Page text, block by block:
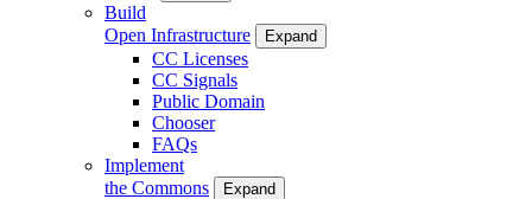
Build
Open Infrastructure
Expand
CC Licenses
CC Signals
Public Domain
Chooser
FAQs
Implement
the Commons
Expand